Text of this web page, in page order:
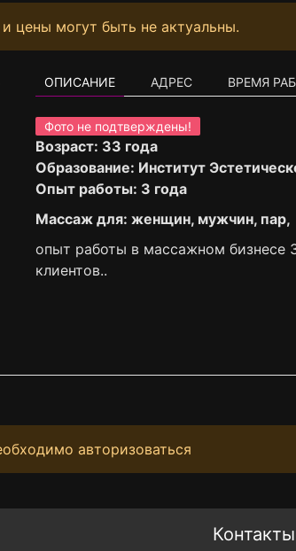
цены могут быть не актуальны.
ОПИСАНИЕ АДРЕС ВРЕМЯ
Фото не подтверждены!
Возраст: 33 года
Образование: Институт
Опыт работы: 3 года
Массаж для: женщин, мужчин, пар,
опыт работы в массажном бизнесе
клиентов..
авторизоваться
Контакты